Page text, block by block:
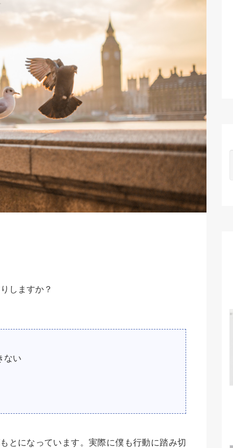
しますか？
ない
とになっています。実際に僕も行動に踏み切